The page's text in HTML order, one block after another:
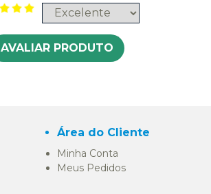
AVALIAR PRODUTO
Área do Cliente
Minha Conta
Meus Pedidos